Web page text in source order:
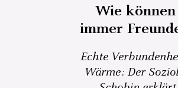
Wie
immer
Echte
Wärme: Der